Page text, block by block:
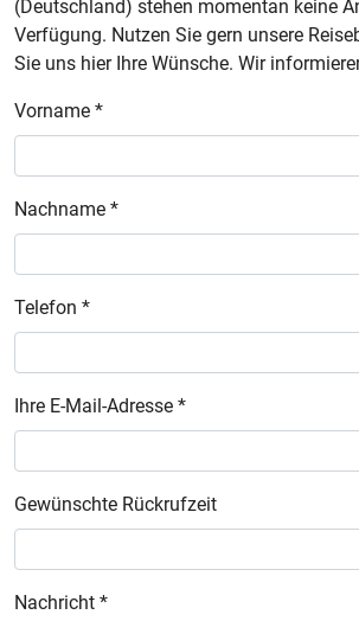
(Deutschland) stehen momentan keine
Verfügung. Nutzen Sie gern unsere
Sie uns hier Ihre Wünsche. Wir
Vorname *
Nachname *
Telefon *
Ihre E-Mail-Adresse *
Gewünschte Rückrufzeit
Nachricht *